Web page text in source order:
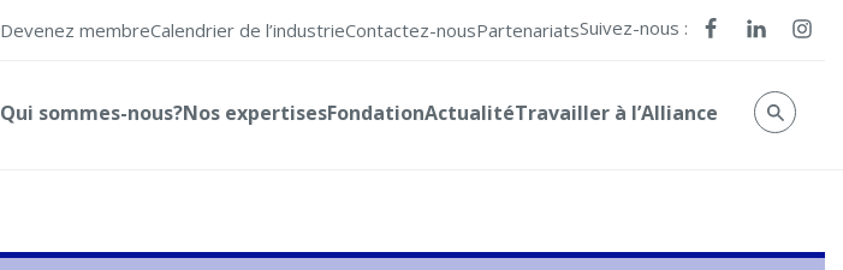
Devenez membreCalendrier de l’industrieContactez-nousPartenariatsSuivez-nous :
Qui sommes-nous?Nos expertisesFondationActualitéTravailler à l’Alliance